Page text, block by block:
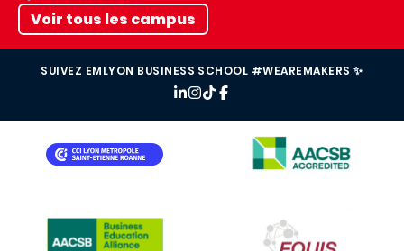
Voir tous les campus
SUIVEZ EMLYON BUSINESS SCHOOL #WEAREMAKERS ✨
IMAGE